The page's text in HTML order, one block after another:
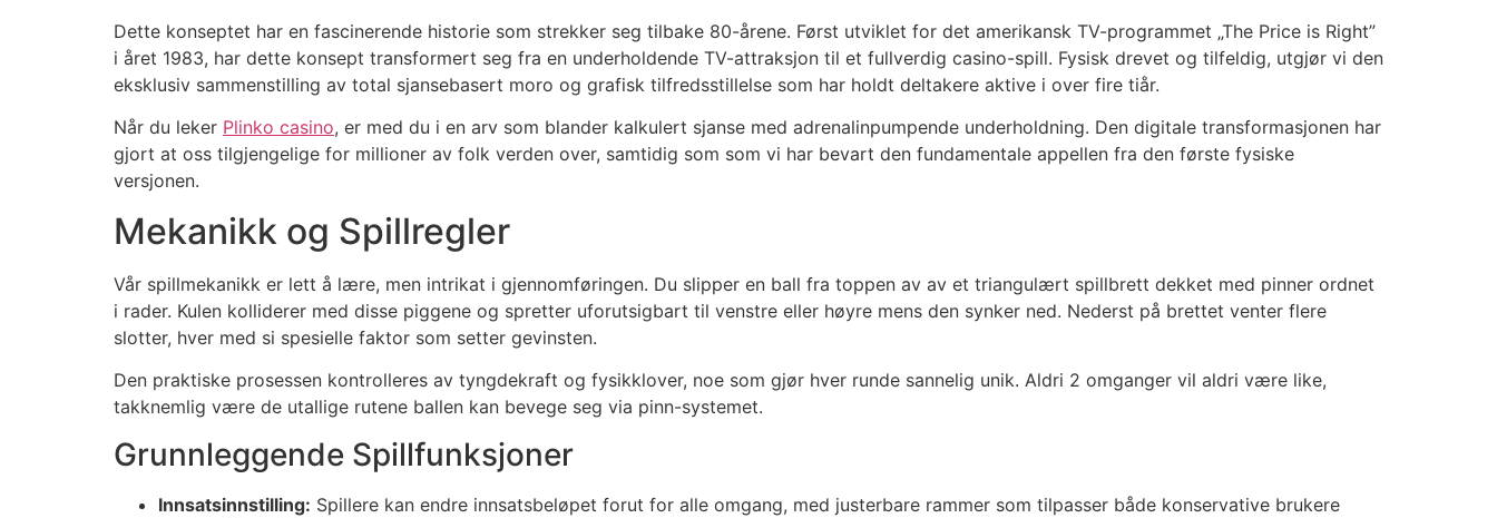
Dette konseptet har en fascinerende historie som strekker seg tilbake 80-årene. Først utviklet for det amerikansk TV-programmet „The Price is Right”
i året 1983, har dette konsept transformert seg fra en underholdende TV-attraksjon til et fullverdig casino-spill. Fysisk drevet og tilfeldig, utgjør vi den
eksklusiv sammenstilling av total sjansebasert moro og grafisk tilfredsstillelse som har holdt deltakere aktive i over fire tiår.
Når du leker Plinko casino, er med du i en arv som blander kalkulert sjanse med adrenalinpumpende underholdning. Den digitale transformasjonen har
gjort at oss tilgjengelige for millioner av folk verden over, samtidig som som vi har bevart den fundamentale appellen fra den første fysiske
versjonen.
Mekanikk og Spillregler
Vår spillmekanikk er lett å lære, men intrikat i gjennomføringen. Du slipper en ball fra toppen av av et triangulært spillbrett dekket med pinner ordnet
i rader. Kulen kolliderer med disse piggene og spretter uforutsigbart til venstre eller høyre mens den synker ned. Nederst på brettet venter flere
slotter, hver med si spesielle faktor som setter gevinsten.
Den praktiske prosessen kontrolleres av tyngdekraft og fysikklover, noe som gjør hver runde sannelig unik. Aldri 2 omganger vil aldri være like,
takknemlig være de utallige rutene ballen kan bevege seg via pinn-systemet.
Grunnleggende Spillfunksjoner
Innsatsinnstilling: Spillere kan endre innsatsbeløpet forut for alle omgang, med justerbare rammer som tilpasser både konservative brukere